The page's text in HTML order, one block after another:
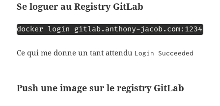
Se loguer au Registry GitLab
docker login gitlab.anthony-jacob.com:1234 -u
Ce qui me donne un tant attendu Login Succeeded
Push une image sur le registry GitLab